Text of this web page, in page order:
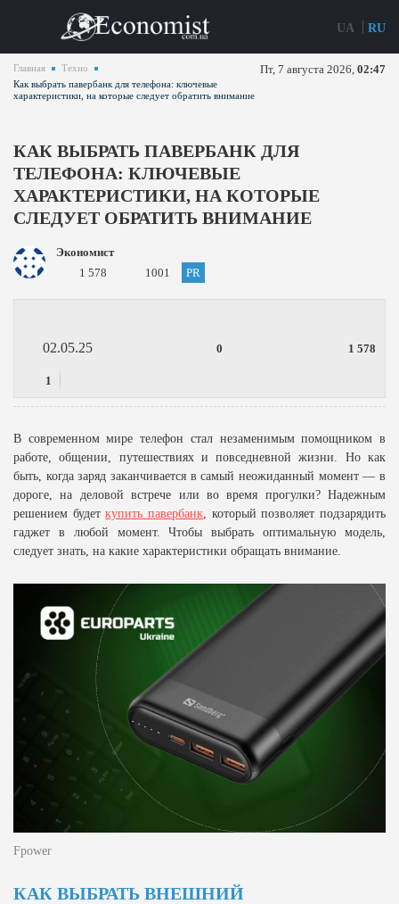
UA RU
Главная
Техно
Как выбрать павербанк для телефона: ключевые
характеристики, на которые следует обратить внимание
Пт, 7 августа 2026, 02:47
КАК ВЫБРАТЬ ПАВЕРБАНК ДЛЯ
ТЕЛЕФОНА: КЛЮЧЕВЫЕ
ХАРАКТЕРИСТИКИ, НА КОТОРЫЕ
СЛЕДУЕТ ОБРАТИТЬ ВНИМАНИЕ
Экономист
1 578
1001 PR
02.05.25 0 1 578
1
В современном мире телефон стал незаменимым помощником в
работе, общении, путешествиях и повседневной жизни. Но как
быть, когда заряд заканчивается в самый неожиданный момент — в
дороге, на деловой встрече или во время прогулки? Надежным
решением будеткупить павербанк, который позволяет подзарядить
гаджет в любой момент. Чтобы выбрать оптимальную модель,
следует знать, на какие характеристики обращать внимание.
Fpower
КАК ВЫБРАТЬ ВНЕШНИЙ